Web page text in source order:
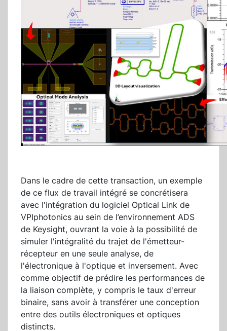
Dans le cadre de cette transaction, un exemple
de ce flux de travail intégré se concrétisera
avec l'intégration du logiciel Optical Link de
VPIphotonics au sein de l’environnement ADS
de Keysight, ouvrant la voie à la possibilité de
simuler l'intégralité du trajet de l'émetteur-
récepteur en une seule analyse, de
l'électronique à l'optique et inversement. Avec
comme objectif de prédire les performances de
la liaison complète, y compris le taux d'erreur
binaire, sans avoir à transférer une conception
entre des outils électroniques et optiques
distincts.